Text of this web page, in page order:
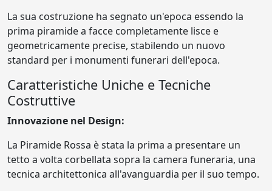
La sua costruzione ha segnato un'epoca essendo la
prima piramide a facce completamente lisce e
geometricamente precise, stabilendo un nuovo
standard per i monumenti funerari dell'epoca.
Caratteristiche Uniche e Tecniche
Costruttive
Innovazione nel Design:
La Piramide Rossa è stata la prima a presentare un
tetto a volta corbellata sopra la camera funeraria, una
tecnica architettonica all'avanguardia per il suo tempo.